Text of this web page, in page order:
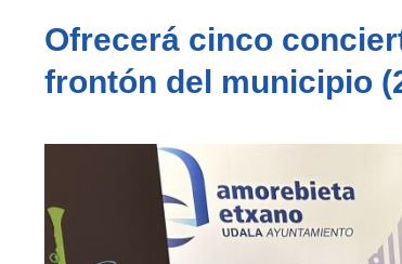
Ofrecerá cinco
frontón del municipio